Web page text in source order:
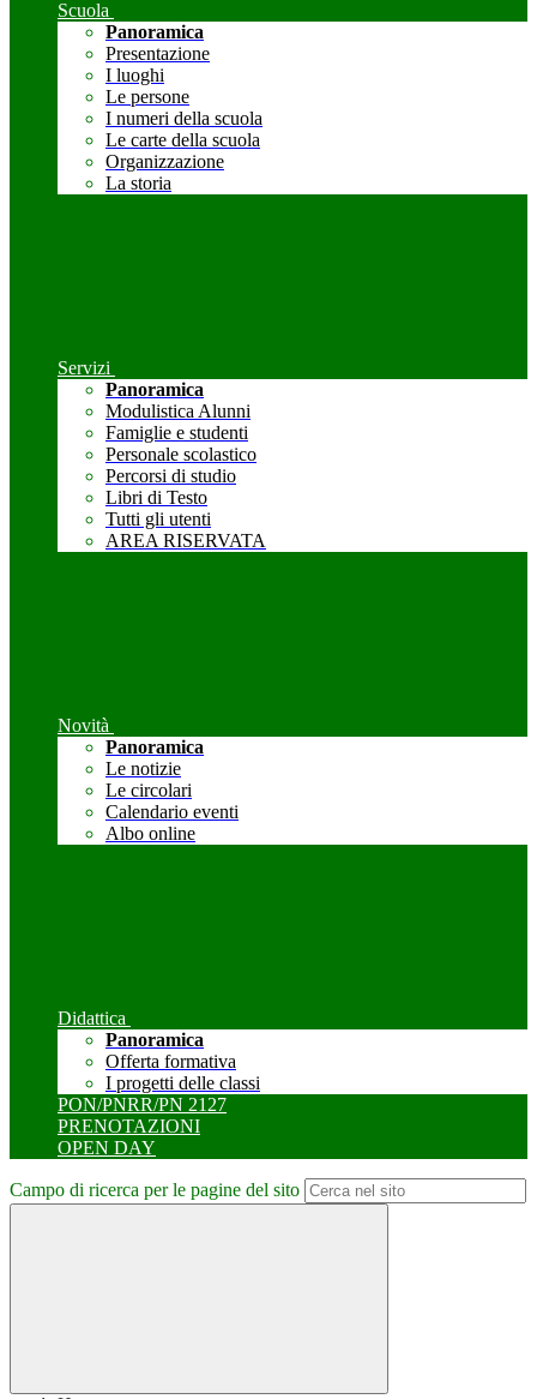
Scuola
Panoramica
Presentazione
I luoghi
Le persone
I numeri della scuola
Le carte della scuola
Organizzazione
La storia
Servizi
Panoramica
Modulistica Alunni
Famiglie e studenti
Personale scolastico
Percorsi di studio
Libri di Testo
Tutti gli utenti
AREA RISERVATA
Novità
Panoramica
Le notizie
Le circolari
Calendario eventi
Albo online
Didattica
Panoramica
Offerta formativa
I progetti delle classi
PON/PNRR/PN 2127
PRENOTAZIONI
OPEN DAY
Campo di ricerca per le pagine del sito